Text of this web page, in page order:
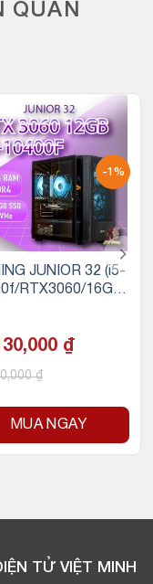
QUAN
-1%
JUNIOR 32 (i5-
RTX3060/16GB
₫
₫
MUA NGAY
TỬ VIỆT MINH